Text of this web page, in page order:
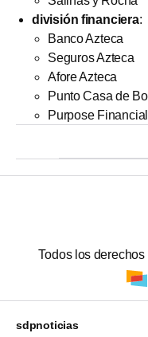
división financiera:
Banco Azteca
Seguros Azteca
Afore Azteca
Punto Casa de
Purpose Financial
Todos los
sdpnoticias